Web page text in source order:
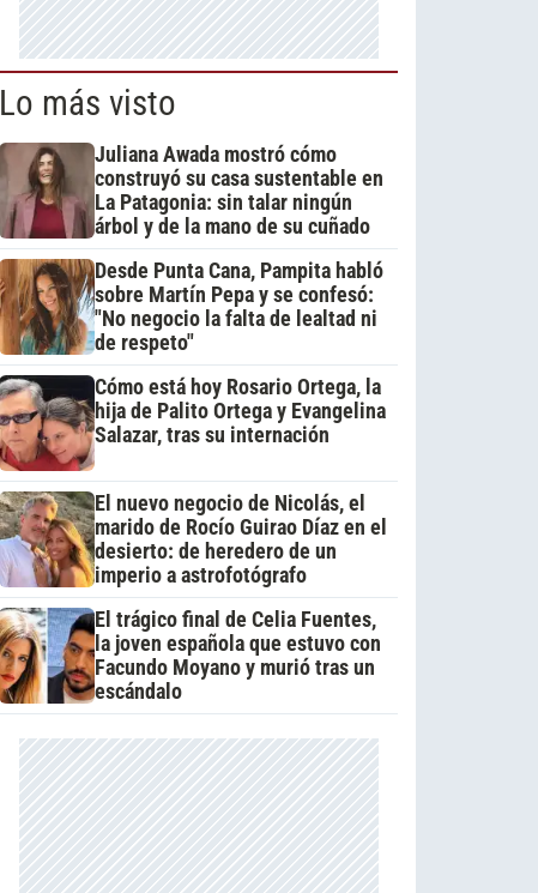
Lo más visto
Juliana Awada mostró cómo
construyó su casa sustentable en
La Patagonia: sin talar ningún
árbol y de la mano de su cuñado
Desde Punta Cana, Pampita habló
sobre Martín Pepa y se confesó:
"No negocio la falta de lealtad ni
de respeto"
Cómo está hoy Rosario Ortega, la
hija de Palito Ortega y Evangelina
Salazar, tras su internación
El nuevo negocio de Nicolás, el
marido de Rocío Guirao Díaz en el
desierto: de heredero de un
imperio a astrofotógrafo
El trágico final de Celia Fuentes,
la joven española que estuvo con
Facundo Moyano y murió tras un
escándalo